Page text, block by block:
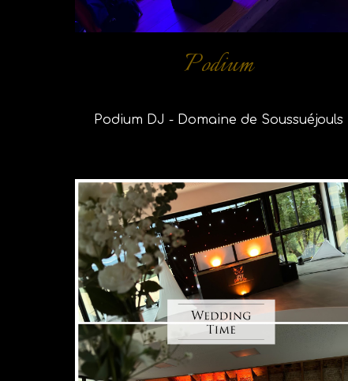
Podium
Podium DJ - Domaine de Soussuéjouls